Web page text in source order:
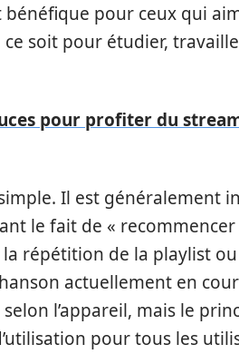
bénéfique pour ceux qui
soit pour étudier,
pour profiter du
Il est généralement
le fait de « recommencer
répétition de la playlist ou
actuellement en
l’appareil, mais le
pour tous les